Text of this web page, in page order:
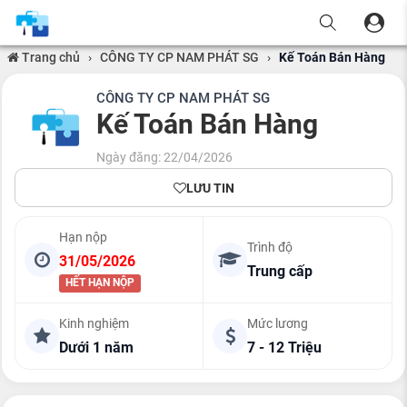
Trang chủ › CÔNG TY CP NAM PHÁT SG › Kế Toán Bán Hàng
CÔNG TY CP NAM PHÁT SG
Kế Toán Bán Hàng
Ngày đăng: 22/04/2026
LƯU TIN
Hạn nộp
31/05/2026
HẾT HẠN NỘP
Trình độ
Trung cấp
Kinh nghiệm
Dưới 1 năm
Mức lương
7 - 12 Triệu